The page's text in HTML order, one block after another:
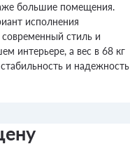
большие помещения.
исполнения
современный стиль и
интерьере, а вес в 68 кг
и надежность